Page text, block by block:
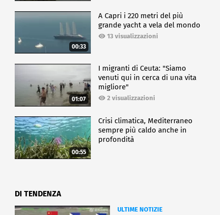
00:33
A Capri i 220 metri del più
grande yacht a vela del mondo
13 visualizzazioni
01:07
I migranti di Ceuta: "Siamo
venuti qui in cerca di una vita
migliore"
2 visualizzazioni
00:55
Crisi climatica, Mediterraneo
sempre più caldo anche in
profondità
DI TENDENZA
ULTIME NOTIZIE